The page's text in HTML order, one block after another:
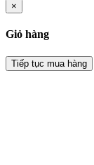
×
Giỏ hàng
Tiếp tục mua hàng